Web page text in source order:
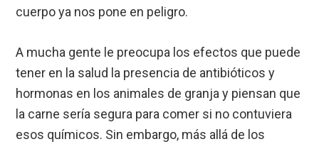
cuerpo ya nos pone en peligro.
A mucha gente le preocupa los efectos que puede
tener en la salud la presencia de antibióticos y
hormonas en los animales de granja y piensan que
la carne sería segura para comer si no contuviera
esos químicos. Sin embargo, más allá de los